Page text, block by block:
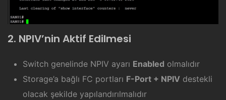
2. NPIV’nin Aktif Edilmesi
Switch genelinde NPIV ayarı Enabled olmalıdır
Storage’a bağlı FC portları F-Port + NPIV destekli
olacak şekilde yapılandırılmalıdır